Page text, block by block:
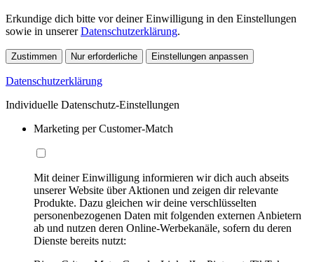
Erkundige dich bitte vor deiner Einwilligung in den Einstellungen
sowie in unsererDatenschutzerklärung.
Zustimmen Nur erforderliche Einstellungen anpassen
Datenschutzerklärung
Individuelle Datenschutz-Einstellungen
Marketing per Customer-Match
Mit deiner Einwilligung informieren wir dich auch abseits
unserer Website über Aktionen und zeigen dir relevante
Produkte. Dazu gleichen wir deine verschlüsselten
personenbezogenen Daten mit folgenden externen Anbietern
ab und nutzen deren Online-Werbekanäle, sofern du deren
Dienste bereits nutzt: